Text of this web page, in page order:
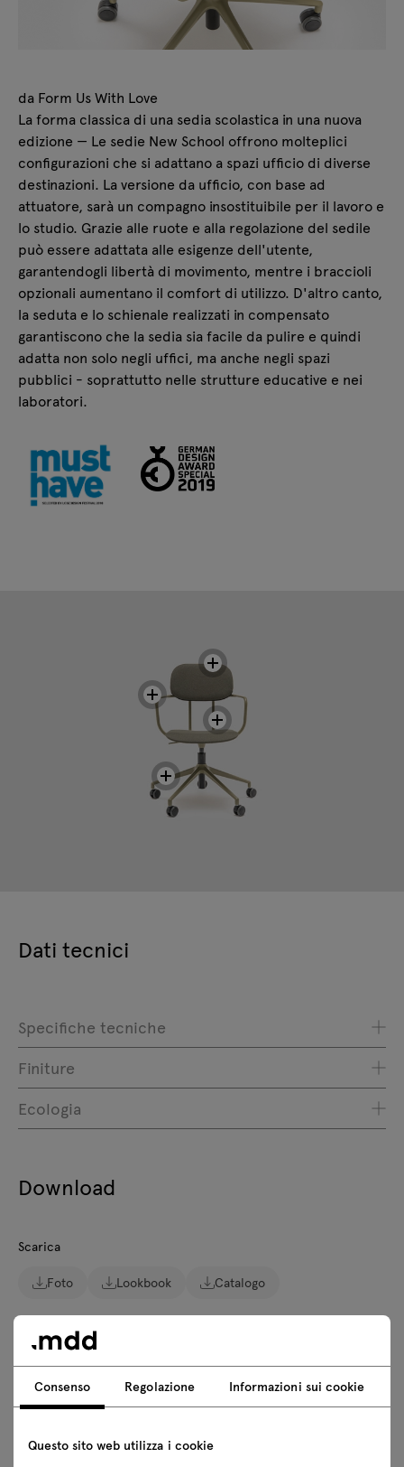
da Form Us With Love
La forma classica di una sedia scolastica in una nuova
edizione — Le sedie New School offrono molteplici
configurazioni che si adattano a spazi ufficio di diverse
destinazioni. La versione da ufficio, con base ad
attuatore, sarà un compagno insostituibile per il lavoro e
lo studio. Grazie alle ruote e alla regolazione del sedile
può essere adattata alle esigenze dell'utente,
garantendogli libertà di movimento, mentre i braccioli
opzionali aumentano il comfort di utilizzo. D'altro canto,
la seduta e lo schienale realizzati in compensato
garantiscono che la sedia sia facile da pulire e quindi
adatta non solo negli uffici, ma anche negli spazi
pubblici - soprattutto nelle strutture educative e nei
laboratori.
Dati tecnici
Specifiche tecniche
Finiture
Ecologia
Download
Scarica
Foto Lookbook Catalogo
Scarica i modelli 3D di tutti i simboli della collezione
2D dwg 3D dwg 3D 3ds
fbx
obj
Istruzioni di montaggio
Consenso Regolazione Informazioni sui cookie
Questo sito web utilizza i cookie